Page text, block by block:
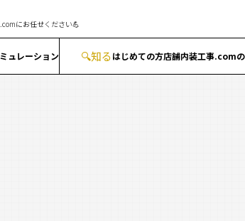
にお任せください💪
ュレーション 🔍知るはじめての方店舗内装工事.com